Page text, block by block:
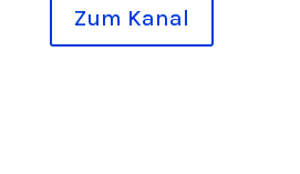
Zum Kanal